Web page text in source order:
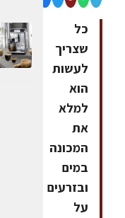
כל
שצריך
לעשות
הוא
למלא
את
המכונה
במים
ובזרעים
על